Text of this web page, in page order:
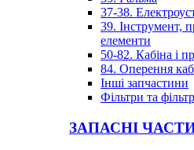
37-38.
39. Інструмент,
елементи
50-82. Кабіна і
84. Оперення
Інші запчастини
Фільтри та
ЗАПАСНІ